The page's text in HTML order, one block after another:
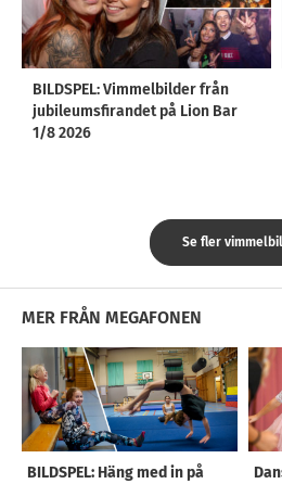
BILDSPEL: Vimmelbilder från
jubileumsfirandet på Lion Bar
1/8 2026
Se fler
MER FRÅN MEGAFONEN
BILDSPEL: Häng med in på